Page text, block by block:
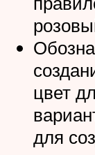
цвет
для